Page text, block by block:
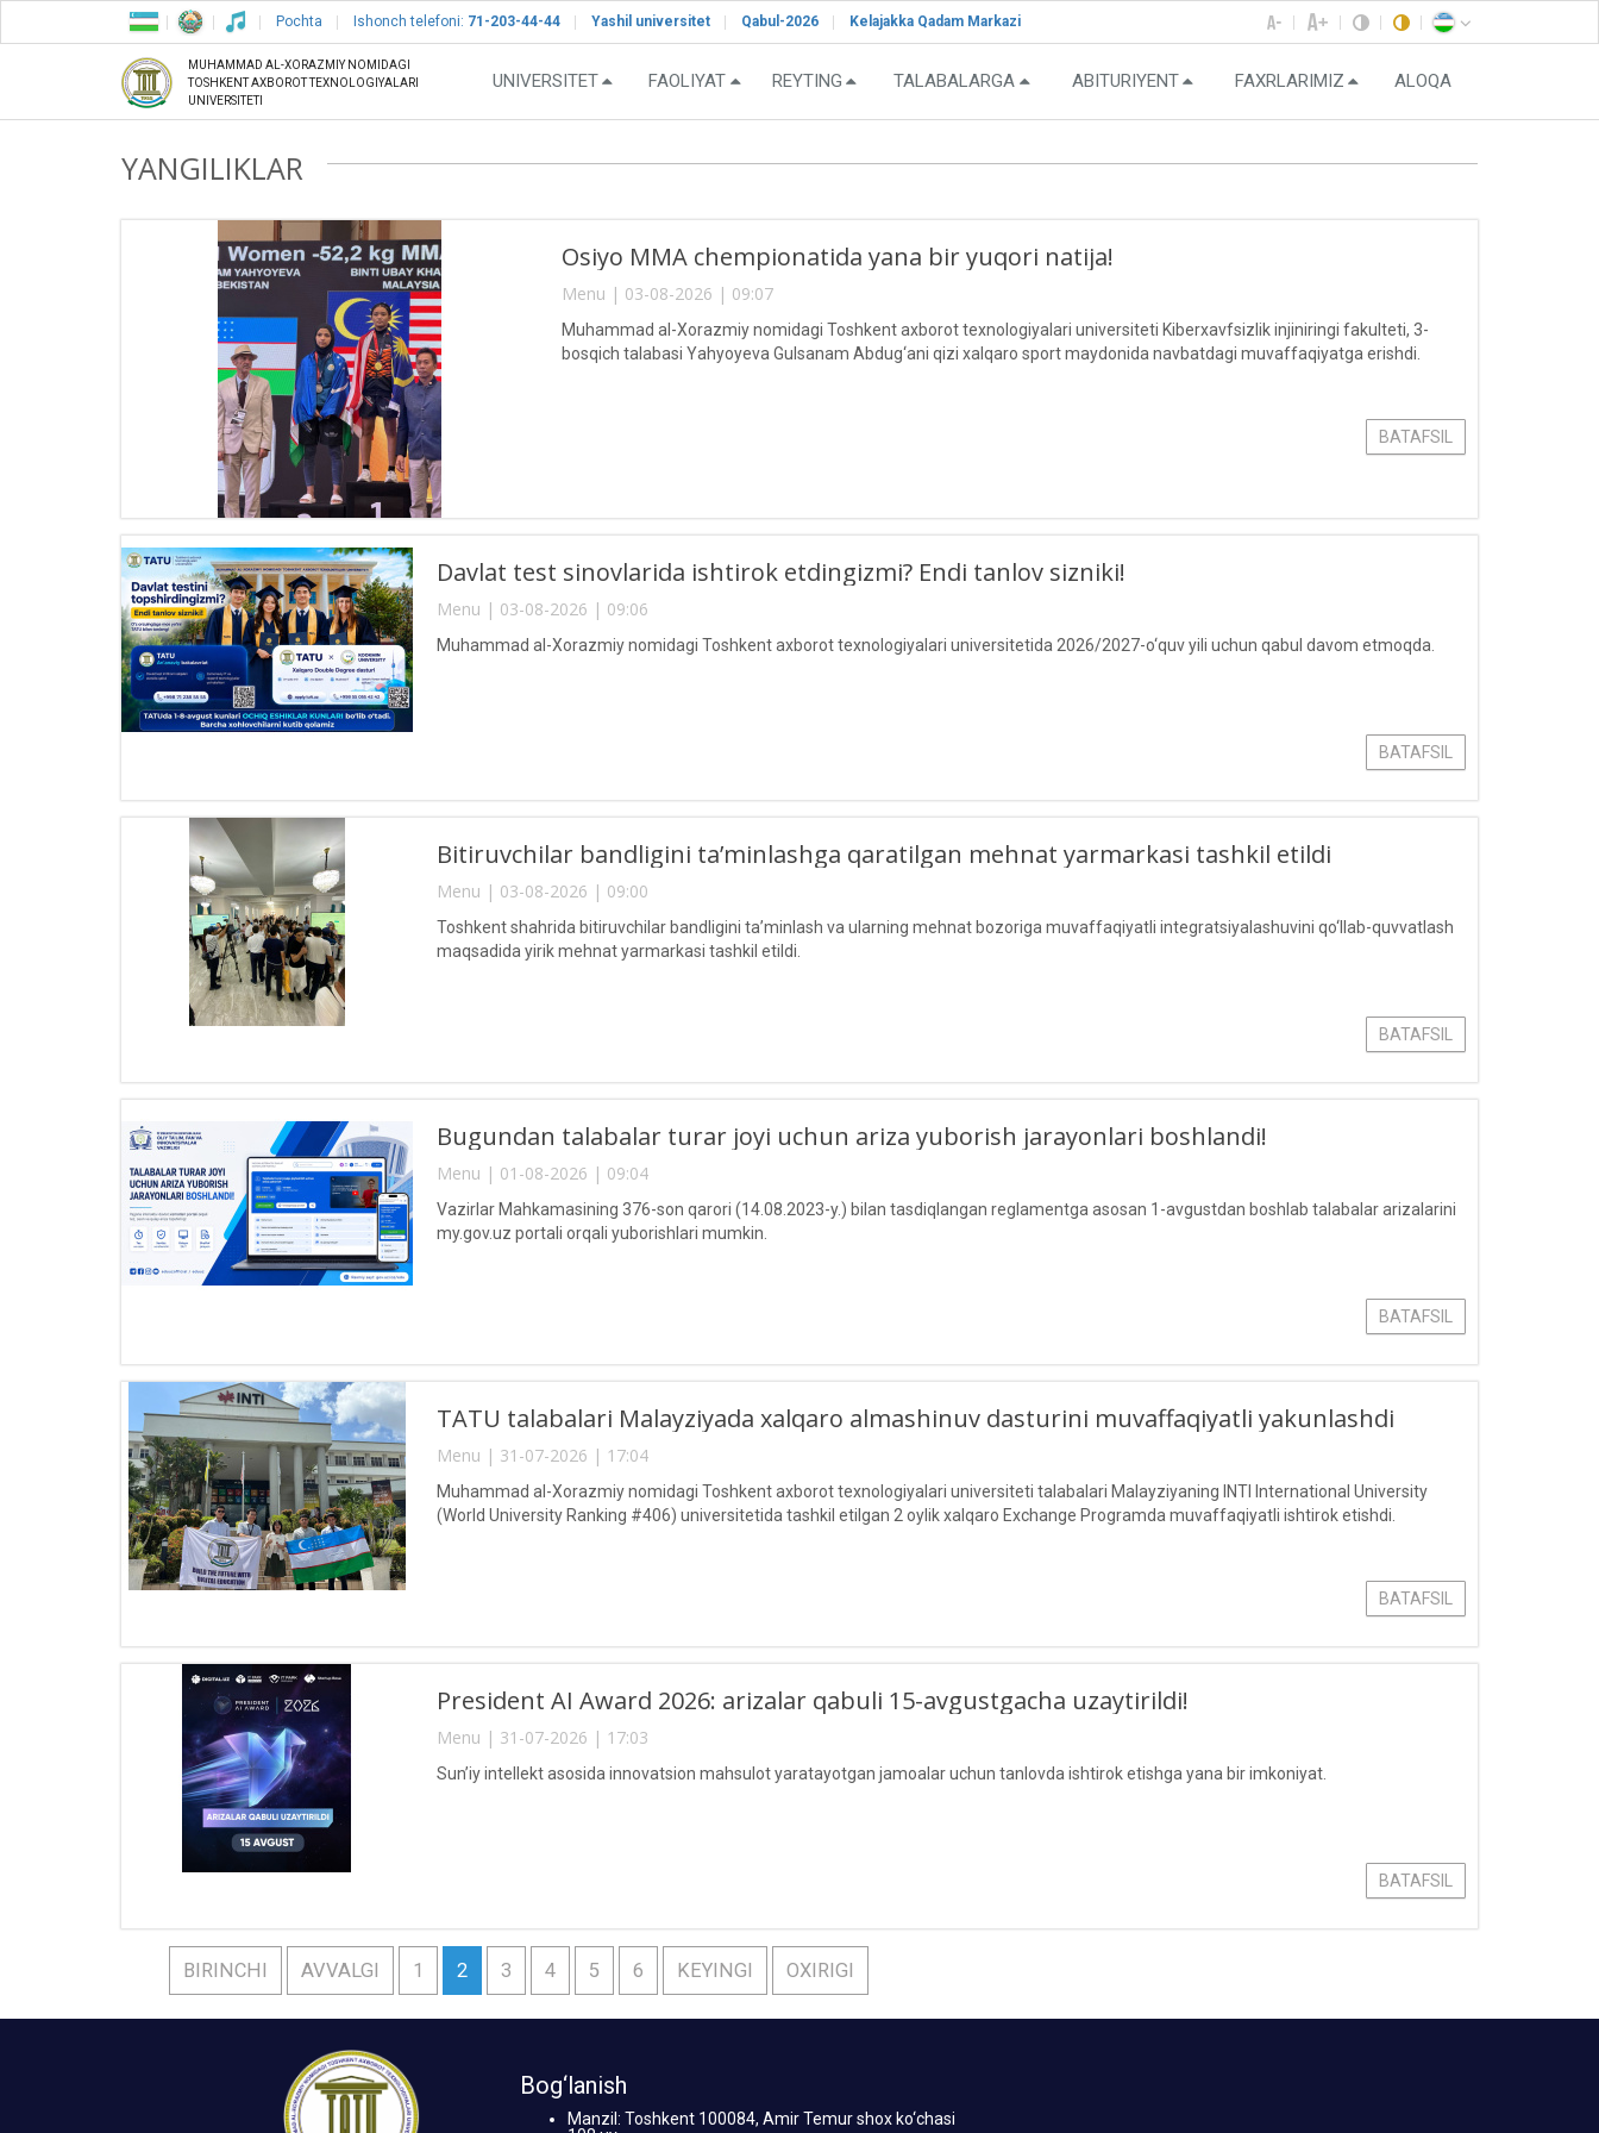
Pochta Ishonch telefoni: 71-203-44-44 Yashil universitet Qabul-2026 Kelajakka Qadam Markazi
MUHAMMAD AL-XORAZMIY NOMIDAGI
TOSHKENT AXBOROT TEXNOLOGIYALARI
UNIVERSITETI
UNIVERSITET FAOLIYAT REYTING TALABALARGA ABITURIYENT FAXRLARIMIZ ALOQA
YANGILIKLAR
Osiyo MMA chempionatida yana bir yuqori natija!
Menu | 03-08-2026 | 09:07
Muhammad al-Xorazmiy nomidagi Toshkent axborot texnologiyalari universiteti Kiberxavfsizlik injiniringi fakulteti, 3-
bosqich talabasi Yahyoyeva Gulsanam Abdug‘ani qizi xalqaro sport maydonida navbatdagi muvaffaqiyatga erishdi.
BATAFSIL
Davlat test sinovlarida ishtirok etdingizmi? Endi tanlov sizniki!
Menu | 03-08-2026 | 09:06
Muhammad al-Xorazmiy nomidagi Toshkent axborot texnologiyalari universitetida 2026/2027-o‘quv yili uchun qabul davom etmoqda.
BATAFSIL
Bitiruvchilar bandligini ta’minlashga qaratilgan mehnat yarmarkasi tashkil etildi
Menu | 03-08-2026 | 09:00
Toshkent shahrida bitiruvchilar bandligini ta’minlash va ularning mehnat bozoriga muvaffaqiyatli integratsiyalashuvini qo‘llab-quvvatlash
maqsadida yirik mehnat yarmarkasi tashkil etildi.
BATAFSIL
Bugundan talabalar turar joyi uchun ariza yuborish jarayonlari boshlandi!
Menu | 01-08-2026 | 09:04
Vazirlar Mahkamasining 376-son qarori (14.08.2023-y.) bilan tasdiqlangan reglamentga asosan 1-avgustdan boshlab talabalar arizalarini
my.gov.uz portali orqali yuborishlari mumkin.
BATAFSIL
TATU talabalari Malayziyada xalqaro almashinuv dasturini muvaffaqiyatli yakunlashdi
Menu | 31-07-2026 | 17:04
Muhammad al-Xorazmiy nomidagi Toshkent axborot texnologiyalari universiteti talabalari Malayziyaning INTI International University
(World University Ranking #406) universitetida tashkil etilgan 2 oylik xalqaro Exchange Programda muvaffaqiyatli ishtirok etishdi.
BATAFSIL
President AI Award 2026: arizalar qabuli 15-avgustgacha uzaytirildi!
Menu | 31-07-2026 | 17:03
Sun’iy intellekt asosida innovatsion mahsulot yaratayotgan jamoalar uchun tanlovda ishtirok etishga yana bir imkoniyat.
BATAFSIL
BIRINCHI AVVALGI 1 2 3 4 5 6 KEYINGI OXIRIGI
Bog‘lanish
Manzil: Toshkent 100084, Amir Temur shox ko‘chasi